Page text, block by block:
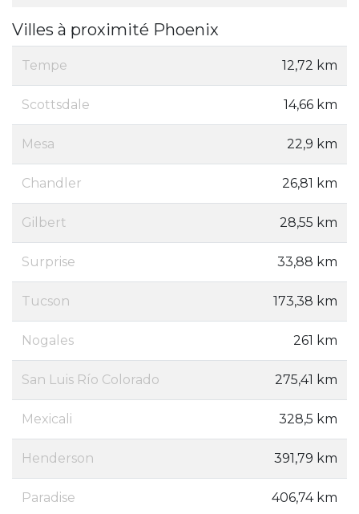
Villes à proximité Phoenix
Tempe 12,72 km
Scottsdale 14,66 km
Mesa 22,9 km
Chandler 26,81 km
Gilbert 28,55 km
Surprise 33,88 km
Tucson 173,38 km
Nogales 261 km
San Luis Río Colorado 275,41 km
Mexicali 328,5 km
Henderson 391,79 km
Paradise 406,74 km